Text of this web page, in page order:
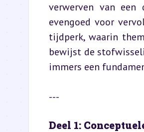
verwerven van een
evengoed voor
tijdperk, waarin
bewijst de
immers een
---
Deel 1: